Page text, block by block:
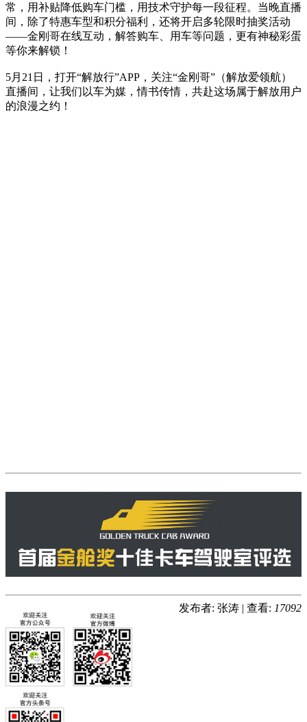
常，用补贴降低购车门槛，用技术守护每一段征程。当晚直播
间，除了特惠车型和积分福利，还将开启多轮限时抽奖活动
——金刚哥在线互动，解答购车、用车等问题，更有神秘彩蛋
等你来解锁！
5月21日，打开“解放行”APP，关注“金刚哥”（解放爱领航）
直播间，让我们以车为媒，情书传情，共赴这场属于解放用户
的浪漫之约！
发布者: 张涛 | 查看: 17092